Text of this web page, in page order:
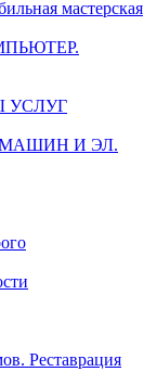
мастерская
УСЛУГ
И ЭЛ.
Реставрация